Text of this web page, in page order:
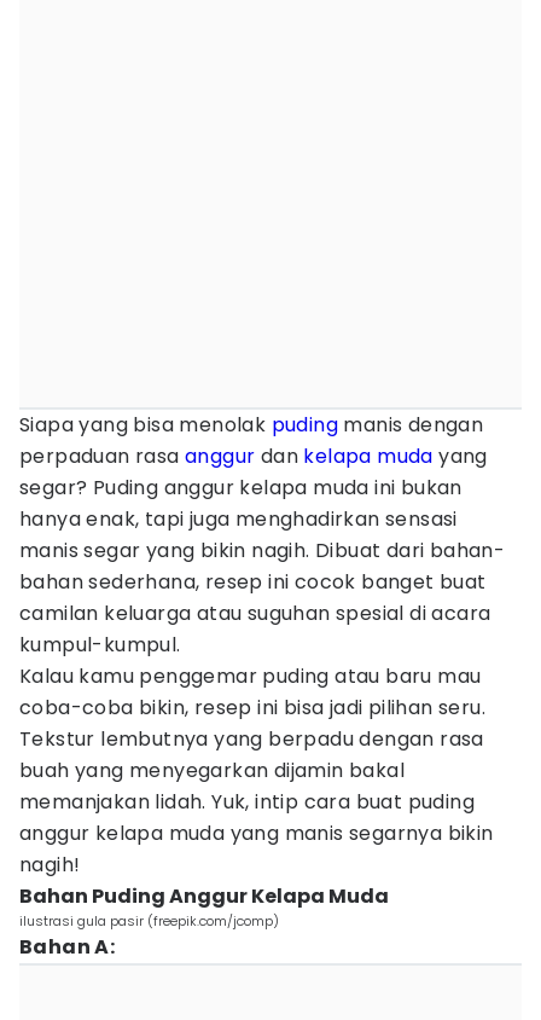
Siapa yang bisa menolak puding manis dengan
perpaduan rasa anggur dan kelapa muda yang
segar? Puding anggur kelapa muda ini bukan
hanya enak, tapi juga menghadirkan sensasi
manis segar yang bikin nagih. Dibuat dari bahan-
bahan sederhana, resep ini cocok banget buat
camilan keluarga atau suguhan spesial di acara
kumpul-kumpul.
Kalau kamu penggemar puding atau baru mau
coba-coba bikin, resep ini bisa jadi pilihan seru.
Tekstur lembutnya yang berpadu dengan rasa
buah yang menyegarkan dijamin bakal
memanjakan lidah. Yuk, intip cara buat puding
anggur kelapa muda yang manis segarnya bikin
nagih!
Bahan Puding Anggur Kelapa Muda
ilustrasi gula pasir (freepik.com/jcomp)
Bahan A: